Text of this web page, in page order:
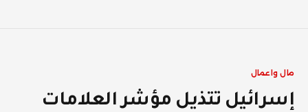
مال واعمال
إسرائيل تتذيل مؤشر العلامات